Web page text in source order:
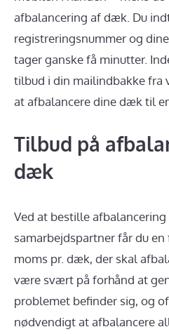
afbalancering af dæk. Du
registreringsnummer og
tager ganske få minutter.
tilbud i din mailindbakke fra
at afbalancere dine dæk til
Tilbud på
dæk
Ved at bestille
samarbejdspartner får du en
moms pr. dæk, der skal
være svært på forhånd at
problemet befinder sig, og
nødvendigt at afbalancere